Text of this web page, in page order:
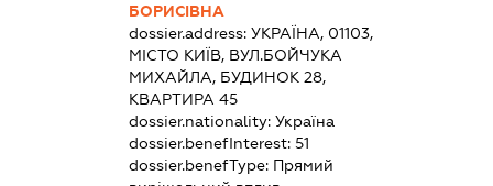
БОРИСІВНА
dossier.address: УКРАЇНА, 01103,
МІСТО КИЇВ, ВУЛ.БОЙЧУКА
МИХАЙЛА, БУДИНОК 28,
КВАРТИРА 45
dossier.nationality: Україна
dossier.benefInterest: 51
dossier.benefType: Прямий